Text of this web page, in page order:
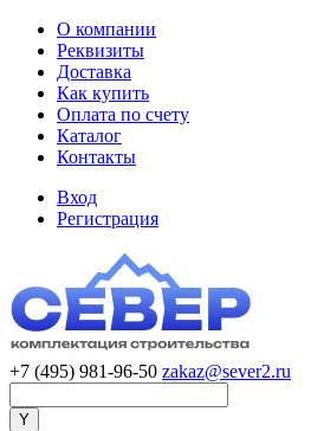
О компании
Реквизиты
Доставка
Как купить
Оплата по счету
Каталог
Контакты
Вход
Регистрация
+7 (495) 981-96-50 zakaz@sever2.ru